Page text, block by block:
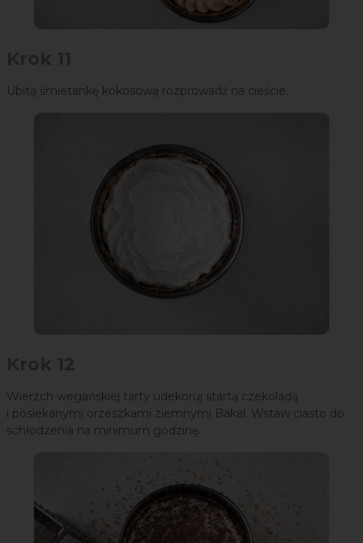
Ubitą śmietankę kokosową rozprowadź na cieście.
Wierzch wegańskiej tarty udekoruj startą czekoladą
i posiekanymi orzeszkami ziemnymi Bakal. Wstaw ciasto do
schłodzenia na minimum godzinę.